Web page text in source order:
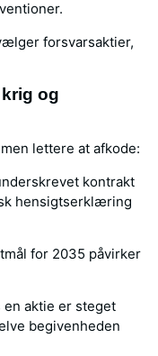
forsvarsaktier,
og
lettere at afkode:
kontrakt
hensigtserklæring
for 2035 påvirker
en aktie er steget
begivenheden